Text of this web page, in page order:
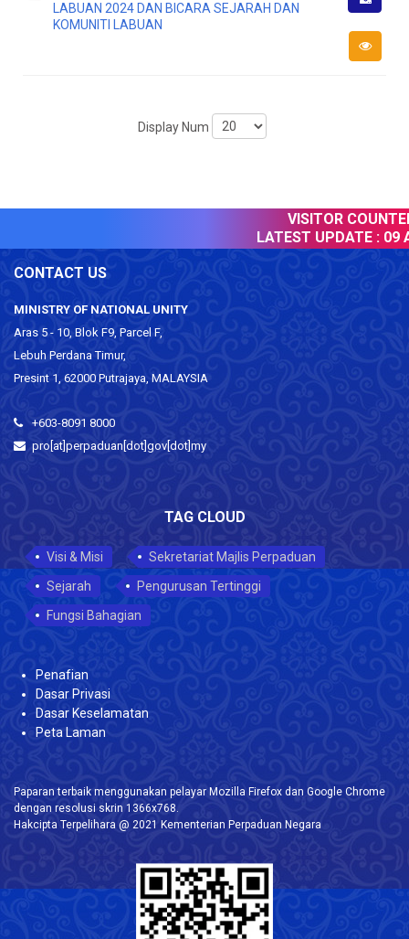
LABUAN 2024 DAN BICARA SEJARAH DAN
KOMUNITI LABUAN
Display Num
VISITOR COUNTER
LATEST UPDATE : 09
CONTACT US
MINISTRY OF NATIONAL UNITY
Aras 5 - 10, Blok F9, Parcel F,
Lebuh Perdana Timur,
Presint 1, 62000 Putrajaya, MALAYSIA
+603-8091 8000
pro[at]perpaduan[dot]gov[dot]my
TAG CLOUD
Visi & Misi
Sekretariat Majlis Perpaduan
Sejarah
Pengurusan Tertinggi
Fungsi Bahagian
Penafian
Dasar Privasi
Dasar Keselamatan
Peta Laman
Paparan terbaik menggunakan pelayar Mozilla Firefox dan Google Chrome
dengan resolusi skrin 1366x768.
Hakcipta Terpelihara @ 2021 Kementerian Perpaduan Negara